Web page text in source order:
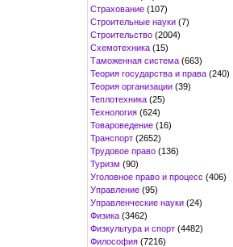
Страхование (107)
Строительные науки (7)
Строительство (2004)
Схемотехника (15)
Таможенная система (663)
Теория государства и права (240)
Теория организации (39)
Теплотехника (25)
Технология (624)
Товароведение (16)
Транспорт (2652)
Трудовое право (136)
Туризм (90)
Уголовное право и процесс (406)
Управление (95)
Управленческие науки (24)
Физика (3462)
Физкультура и спорт (4482)
Философия (7216)